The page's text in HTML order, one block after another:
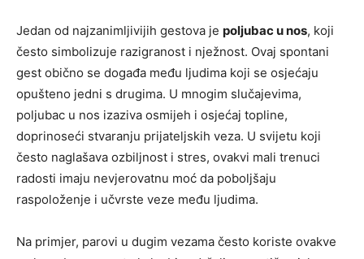
Jedan od najzanimljivijih gestova je poljubac u nos, koji
često simbolizuje razigranost i nježnost. Ovaj spontani
gest obično se događa među ljudima koji se osjećaju
opušteno jedni s drugima. U mnogim slučajevima,
poljubac u nos izaziva osmijeh i osjećaj topline,
doprinoseći stvaranju prijateljskih veza. U svijetu koji
često naglašava ozbiljnost i stres, ovakvi mali trenuci
radosti imaju nevjerovatnu moć da poboljšaju
raspoloženje i učvrste veze među ljudima.
Na primjer, parovi u dugim vezama često koriste ovakve